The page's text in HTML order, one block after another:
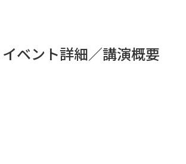
ベント詳細／講演概要